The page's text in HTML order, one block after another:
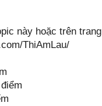
này hoặc trên
ThiAmLau/